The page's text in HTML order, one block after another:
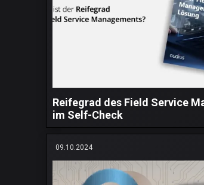
Reifegrad des Field Service
im Self-Check
09.10.2024